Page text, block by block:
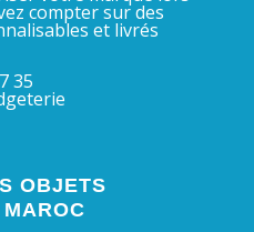
compter sur des
et livrés
35
OBJETS